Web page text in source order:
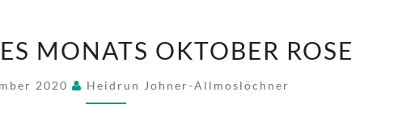
DES
MONATS
OKTOBER
MONATS OKTOBER ROSE
2020 Heidrun Johner-Allmoslöchner